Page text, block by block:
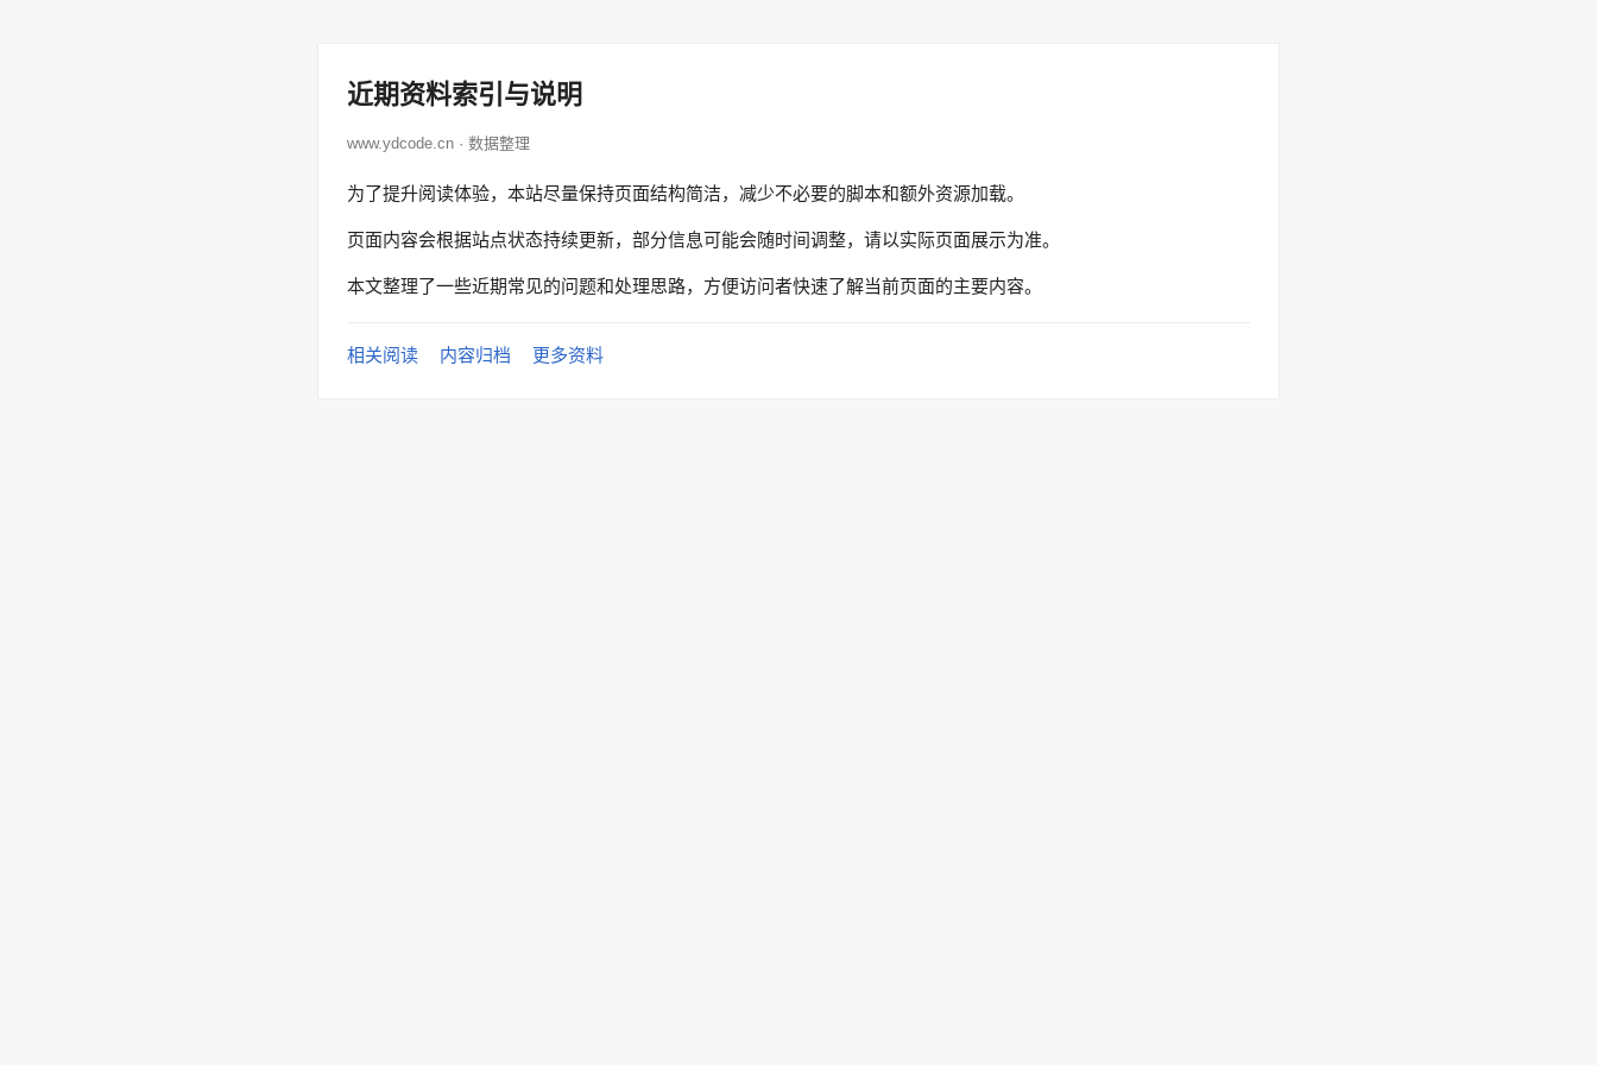
近期资料索引与说明
www.ydcode.cn · 数据整理
为了提升阅读体验，本站尽量保持页面结构简洁，减少不必要的脚本和额外资源加载。
页面内容会根据站点状态持续更新，部分信息可能会随时间调整，请以实际页面展示为准。
本文整理了一些近期常见的问题和处理思路，方便访问者快速了解当前页面的主要内容。
相关阅读 内容归档 更多资料